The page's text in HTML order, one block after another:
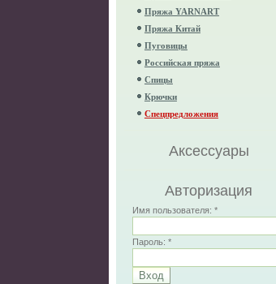
Пряжа YARNART
Пряжа Китай
Пуговицы
Российская пряжа
Спицы
Крючки
Спецпредложения
Аксессуары
Авторизация
Имя пользователя:*
Пароль:*